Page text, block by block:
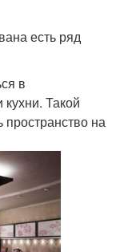
есть ряд
в
Такой
на